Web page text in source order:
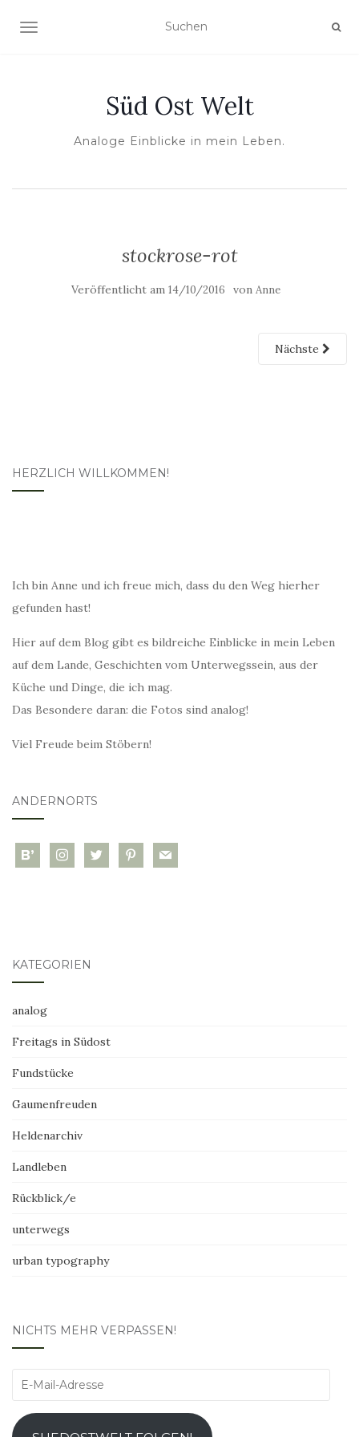
NAVIGATION UMSCHALTEN
Süd Ost Welt
Analoge Einblicke in mein Leben.
stockrose-rot
Veröffentlicht am 14/10/2016 von Anne
Nächste
HERZLICH WILLKOMMEN!
Ich bin Anne und ich freue mich, dass du den Weg hierher
gefunden hast!
Hier auf dem Blog gibt es bildreiche Einblicke in mein Leben
auf dem Lande, Geschichten vom Unterwegssein, aus der
Küche und Dinge, die ich mag.
Das Besondere daran: die Fotos sind analog!
Viel Freude beim Stöbern!
ANDERNORTS
bloglovininstagramtwitter pinterest
mail
KATEGORIEN
analog
Freitags in Südost
Fundstücke
Gaumenfreuden
Heldenarchiv
Landleben
Rückblick/e
unterwegs
urban typography
NICHTS MEHR VERPASSEN!
E-
Adresse